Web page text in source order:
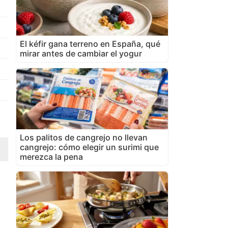
El kéfir gana terreno en España, qué
mirar antes de cambiar el yogur
Los palitos de cangrejo no llevan
cangrejo: cómo elegir un surimi que
merezca la pena